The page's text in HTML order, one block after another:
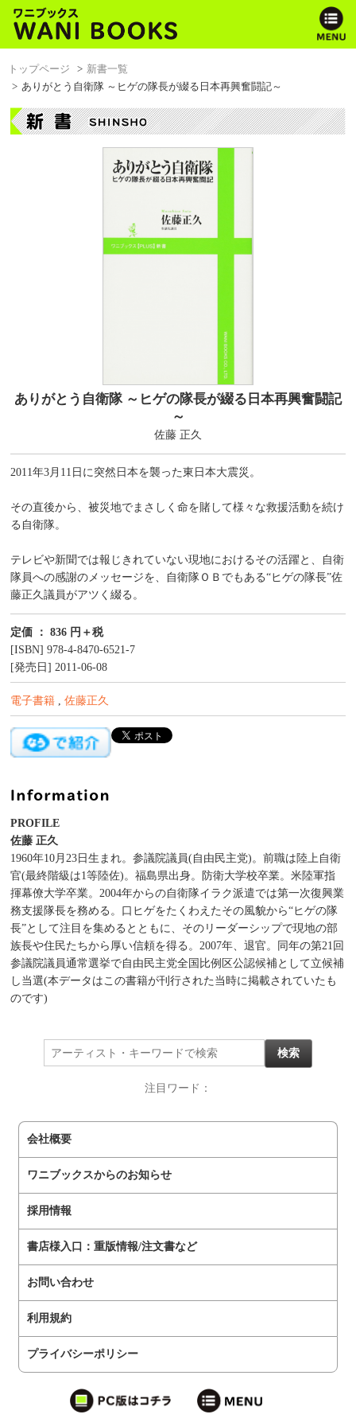
トップページ
新書一覧
ありがとう自衛隊 ～ヒゲの隊長が綴る日本再興奮闘記～
ありがとう自衛隊 ～ヒゲの隊長が綴る日本再興奮闘記
～
佐藤 正久
2011年3月11日に突然日本を襲った東日本大震災。
その直後から、被災地でまさしく命を賭して様々な救援活動を続け
る自衛隊。
テレビや新聞では報じきれていない現地におけるその活躍と、自衛
隊員への感謝のメッセージを、自衛隊ＯＢでもある“ヒゲの隊長”佐
藤正久議員がアツく綴る。
定価 ： 836 円＋税
[ISBN] 978-4-8470-6521-7
[発売日] 2011-06-08
電子書籍 佐藤正久
PROFILE
佐藤 正久
1960年10月23日生まれ。参議院議員(自由民主党)。前職は陸上自衛
官(最終階級は1等陸佐)。福島県出身。防衛大学校卒業。米陸軍指
揮幕僚大学卒業。2004年からの自衛隊イラク派遣では第一次復興業
務支援隊長を務める。口ヒゲをたくわえたその風貌から“ヒゲの隊
長”として注目を集めるとともに、そのリーダーシップで現地の部
族長や住民たちから厚い信頼を得る。2007年、退官。同年の第21回
参議院議員通常選挙で自由民主党全国比例区公認候補として立候補
し当選(本データはこの書籍が刊行された当時に掲載されていたも
のです)
注目ワード：
会社概要
ワニブックスからのお知らせ
採用情報
書店様入口：重版情報/注文書など
お問い合わせ
利用規約
プライバシーポリシー